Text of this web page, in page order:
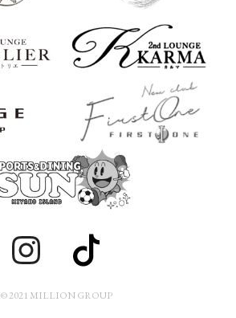
© 2021 MILLION GROUP